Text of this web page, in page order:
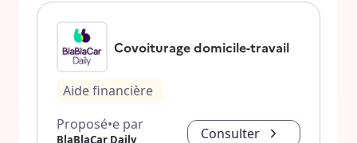
Covoiturage domicile-travail
Aide financière
Proposé•e par
BlaBlaCar Daily Consulter